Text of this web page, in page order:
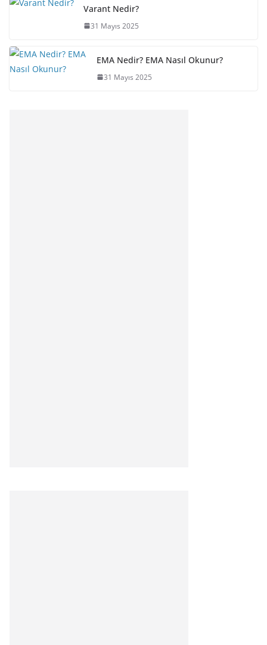
Varant Nedir?
31 Mayıs 2025
EMA Nedir? EMA Nasıl Okunur?
31 Mayıs 2025